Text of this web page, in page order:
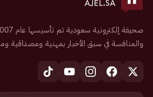
والمنافسة في سبق الأخبار بمهنية ومصداقية